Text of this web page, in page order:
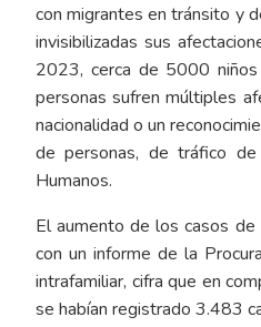
con migrantes en tránsito y
invisibilizadas sus
2023, cerca de 5000
personas sufren múltiples
nacionalidad o un
de personas, de tráfico
Humanos.
El aumento de los casos
con un informe de la
intrafamiliar, cifra que en
se habían registrado 3.483